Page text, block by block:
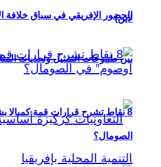
الحضور الإفريقي في سباق خلافة
بين طموحات التمثيل وتحديات
لاين)
8 نقاط تشرح قرارات قمة كمبالا
الصومال؟